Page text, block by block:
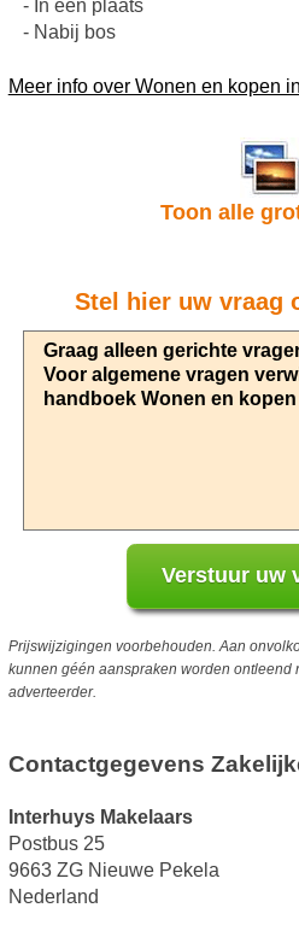
- In een plaats
- Nabij bos
Meer info over Wonen en kopen
Toon alle
Stel hier uw vraag
Prijswijzigingen voorbehouden. Aan
kunnen géén aanspraken worden ontleend
adverteerder.
Contactgegevens
Interhuys Makelaars
Postbus 25
9663 ZG Nieuwe Pekela
Nederland